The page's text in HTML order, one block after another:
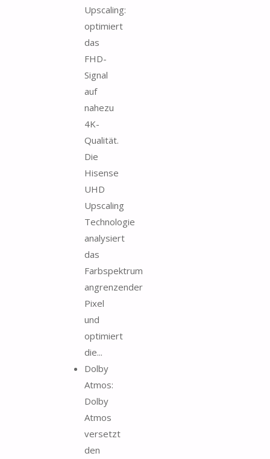
Upscaling:
optimiert
das
FHD-
Signal
auf
nahezu
4K-
Qualität.
Die
Hisense
UHD
Upscaling
Technologie
analysiert
das
Farbspektrum
angrenzender
Pixel
und
optimiert
die...
Dolby
Atmos:
Dolby
Atmos
versetzt
den